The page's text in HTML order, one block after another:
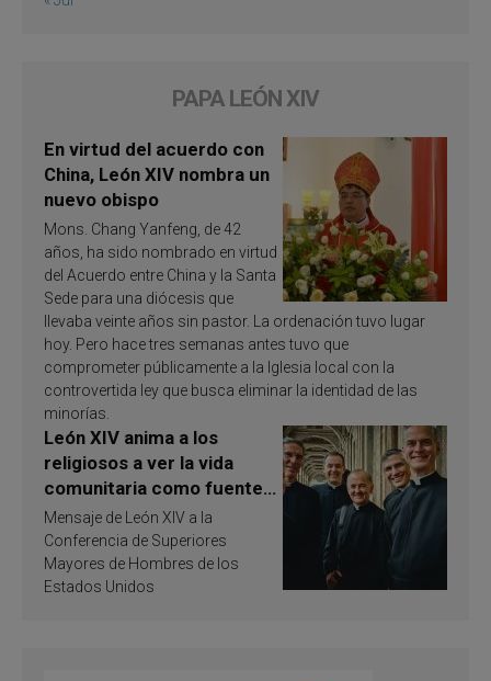
PAPA LEÓN XIV
En virtud del acuerdo con
China, León XIV nombra un
nuevo obispo
Mons. Chang Yanfeng, de 42
años, ha sido nombrado en virtud
del Acuerdo entre China y la Santa
Sede para una diócesis que
llevaba veinte años sin pastor. La ordenación tuvo lugar
hoy. Pero hace tres semanas antes tuvo que
comprometer públicamente a la Iglesia local con la
controvertida ley que busca eliminar la identidad de las
minorías.
León XIV anima a los
religiosos a ver la vida
comunitaria como fuente
de inspiración y
santificación
Mensaje de León XIV a la
Conferencia de Superiores
Mayores de Hombres de los
Estados Unidos